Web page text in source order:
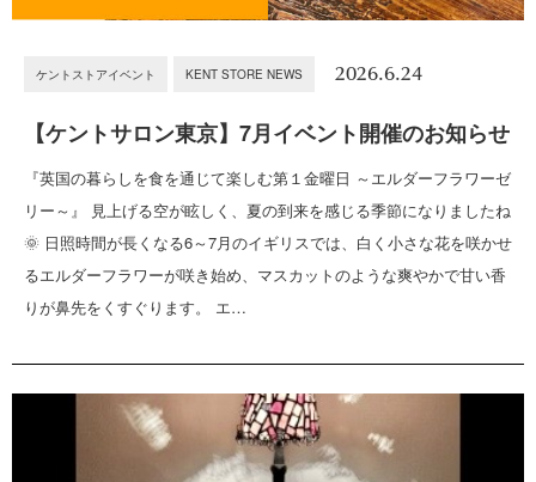
ケントストアイベント KENT STORE NEWS 2026.6.24
【ケントサロン東京】7月イベント開催のお知らせ
『英国の暮らしを食を通じて楽しむ第１金曜日 ～エルダーフラワーゼ
リー～』 見上げる空が眩しく、夏の到来を感じる季節になりましたね
🌞 日照時間が長くなる6～7月のイギリスでは、白く小さな花を咲かせ
るエルダーフラワーが咲き始め、マスカットのような爽やかで甘い香
りが鼻先をくすぐります。 エ…